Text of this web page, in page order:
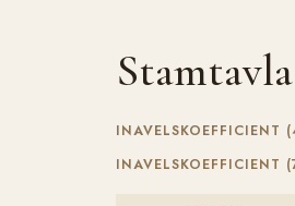
Stamtavla
INAVELSKOEFFICIENT
INAVELSKOEFFICIENT